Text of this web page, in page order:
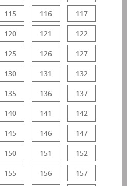
115 116 117
120 121 122
125 126 127
130 131 132
135 136 137
140 141 142
145 146 147
150 151 152
155 156 157